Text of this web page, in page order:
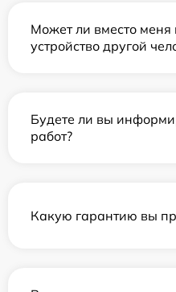
Может ли вместо меня
устройство другой
Будете ли вы
работ?
Какую гарантию вы